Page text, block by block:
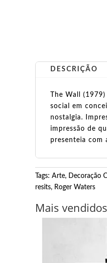
DESCRIÇÃO
The Wall
social em
nostalgia.
impressão de
presenteia com
Tags: Arte, Decoração
resits, Roger Waters
Mais